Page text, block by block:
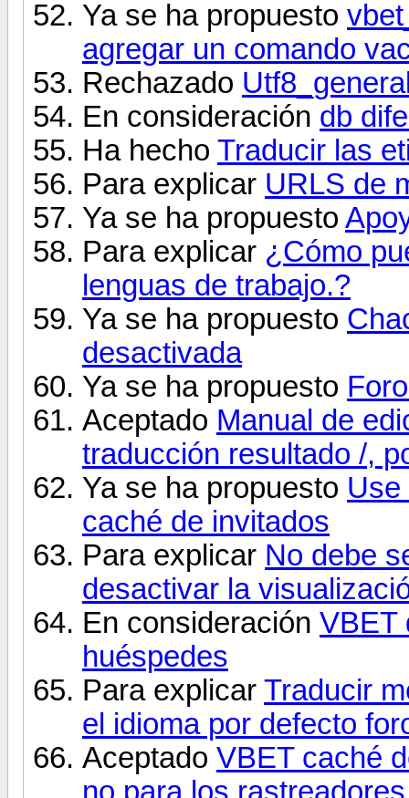
Ya se ha propuesto
agregar un comando
Rechazado
En consideración db
Ha hecho Traducir las
Para explicar URLS de
Ya se ha propuesto
Para explicar ¿Cómo
lenguas de trabajo.?
Ya se ha propuesto
desactivada
Ya se ha propuesto
Aceptado Manual de
traducción resultado /,
Ya se ha propuesto Use
caché de invitados
Para explicar No debe
desactivar la
En consideración VBET
huéspedes
Para explicar Traducir
el idioma por defecto
Aceptado VBET caché
no para los rastreadores